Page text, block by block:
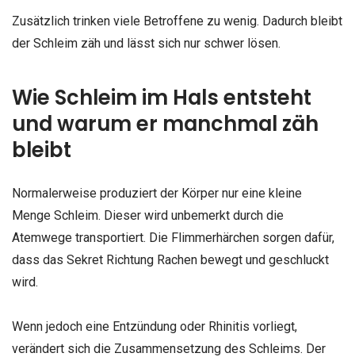
Zusätzlich trinken viele Betroffene zu wenig. Dadurch bleibt
der Schleim zäh und lässt sich nur schwer lösen.
Wie Schleim im Hals entsteht
und warum er manchmal zäh
bleibt
Normalerweise produziert der Körper nur eine kleine
Menge Schleim. Dieser wird unbemerkt durch die
Atemwege transportiert. Die Flimmerhärchen sorgen dafür,
dass das Sekret Richtung Rachen bewegt und geschluckt
wird.
Wenn jedoch eine Entzündung oder Rhinitis vorliegt,
verändert sich die Zusammensetzung des Schleims. Der